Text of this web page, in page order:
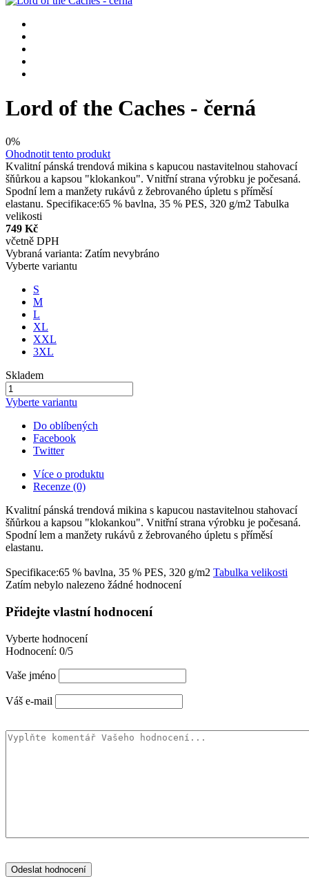
Lord of the Caches - černá
0%
Ohodnotit tento produkt
Kvalitní pánská trendová mikina s kapucou nastavitelnou stahovací
šňůrkou a kapsou "klokankou". Vnitřní strana výrobku je počesaná.
Spodní lem a manžety rukávů z žebrovaného úpletu s příměsí
elastanu. Specifikace:65 % bavlna, 35 % PES, 320 g/m2 Tabulka
velikosti
749 Kč
včetně DPH
Vybraná varianta: Zatím nevybráno
Vyberte variantu
S
M
L
XL
XXL
3XL
Skladem
Vyberte variantu
Do oblíbených
Facebook
Twitter
Více o produktu
Recenze (0)
Kvalitní pánská trendová mikina s kapucou nastavitelnou stahovací
šňůrkou a kapsou "klokankou". Vnitřní strana výrobku je počesaná.
Spodní lem a manžety rukávů z žebrovaného úpletu s příměsí
elastanu.
Specifikace:65 % bavlna, 35 % PES, 320 g/m2 Tabulka velikosti
Zatím nebylo nalezeno žádné hodnocení
Přidejte vlastní hodnocení
Vyberte hodnocení
Hodnocení: 0/5
Vaše jméno
Váš e-mail